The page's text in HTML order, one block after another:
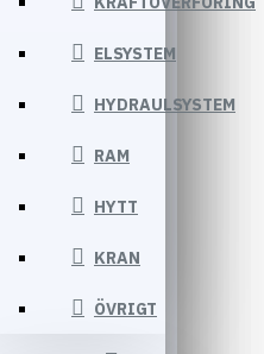
ELSYSTEM
HYDRAULSYSTEM
RAM
HYTT
KRAN
ÖVRIGT